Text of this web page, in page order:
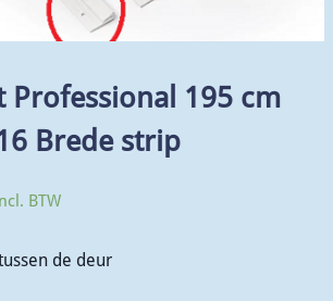
Professional 195 cm
Brede strip
BTW
de deur